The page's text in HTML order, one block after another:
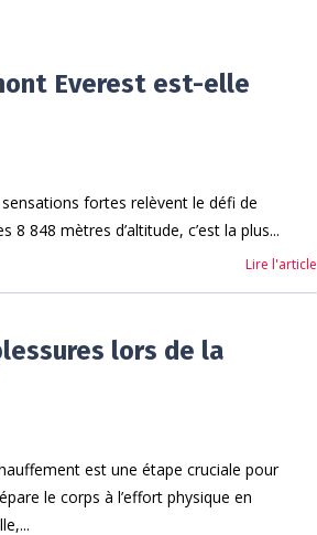
Everest est-elle
fortes relèvent le défi de
8 848 mètres d’altitude, c’est la plus...
Lire l'article
lors de la
est une étape cruciale pour
le corps à l’effort physique en